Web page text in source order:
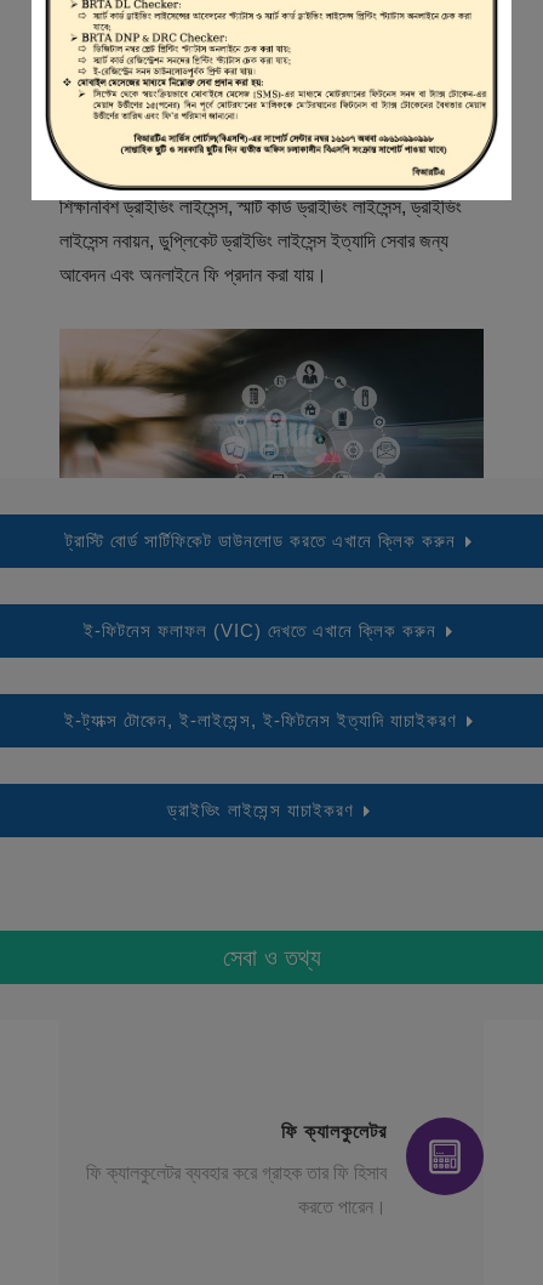
স্বাগতম
বিআরটিএ সার্ভিস পোর্টাল (বিএসপি) বাংলাদেশ রোড ট্রান্সপোর্ট অথরিটি
(বিআরটিএ) এর একটি অনলাইন সেবা প্রদানের মাধ্যম যেখানে ড্রাইভার,
মোটরযান মালিক, মোটরযান বিক্রেতাদের নিবন্ধিত করা হয় এবং
শিক্ষানবিশ ড্রাইভিং লাইসেন্স, স্মার্ট কার্ড ড্রাইভিং লাইসেন্স, ড্রাইভিং
লাইসেন্স নবায়ন, ডুপ্লিকেট ড্রাইভিং লাইসেন্স ইত্যাদি সেবার জন্য
আবেদন এবং অনলাইনে ফি প্রদান করা যায়।
ট্রাস্টি বোর্ড সার্টিফিকেট ডাউনলোড করতে এখানে ক্লিক করুন
ই-ফিটনেস ফলাফল (VIC) দেখতে এখানে ক্লিক করুন
ই-ট্যাক্স টোকেন, ই-লাইসেন্স, ই-ফিটনেস ইত্যাদি যাচাইকরণ
ড্রাইভিং লাইসেন্স যাচাইকরণ
সেবা ও তথ্য
ফি ক্যালকুলেটর
ফি ক্যালকুলেটর ব্যবহার করে গ্রাহক তার ফি হিসাব
করতে পারেন।